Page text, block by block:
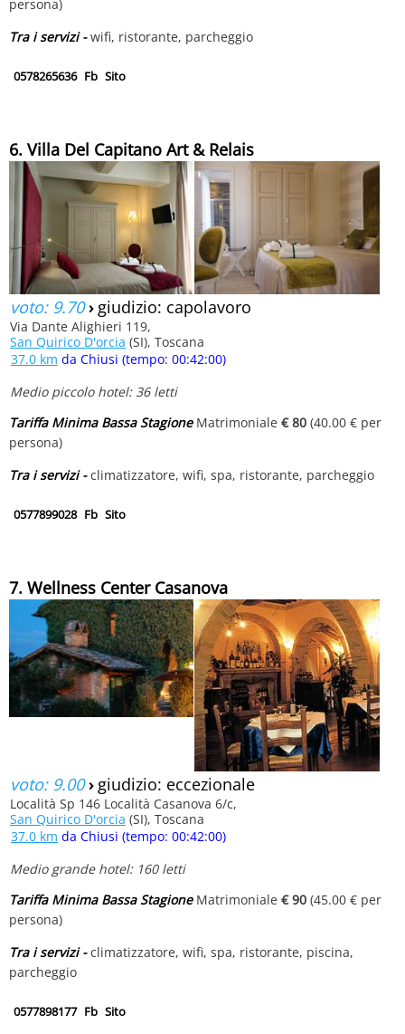
persona)
Tra i servizi -wifi, ristorante, parcheggio
0578265636 Fb Sito
6. Villa Del Capitano Art & Relais
voto: 9.70› giudizio: capolavoro
Via Dante Alighieri 119,
San Quirico D'orcia (SI), Toscana
37.0 km da Chiusi (tempo: 00:42:00)
Medio piccolo hotel: 36 letti
Tariffa Minima Bassa StagioneMatrimoniale € 80 (40.00 € per
persona)
Tra i servizi -climatizzatore, wifi, spa, ristorante, parcheggio
0577899028 Fb Sito
7. Wellness Center Casanova
voto: 9.00› giudizio: eccezionale
Località Sp 146 Località Casanova 6/c,
San Quirico D'orcia (SI), Toscana
37.0 km da Chiusi (tempo: 00:42:00)
Medio grande hotel: 160 letti
Tariffa Minima Bassa StagioneMatrimoniale € 90 (45.00 € per
persona)
Tra i servizi -climatizzatore, wifi, spa, ristorante, piscina,
parcheggio
0577898177 Fb Sito